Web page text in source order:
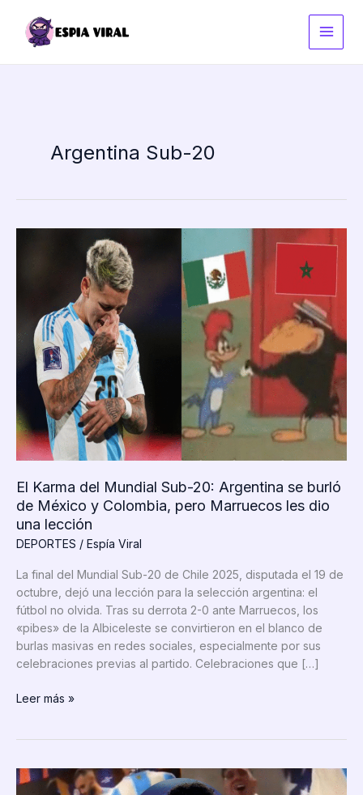
contenido
Argentina Sub-20
El Karma del Mundial Sub-20: Argentina se burló
de México y Colombia, pero Marruecos les dio
una lección
DEPORTES / Espía Viral
La final del Mundial Sub-20 de Chile 2025, disputada el 19 de
octubre, dejó una lección para la selección argentina: el
fútbol no olvida. Tras su derrota 2-0 ante Marruecos, los
«pibes» de la Albiceleste se convirtieron en el blanco de
burlas masivas en redes sociales, especialmente por sus
celebraciones previas al partido. Celebraciones que […]
El
Sub-
20:
Leer más »